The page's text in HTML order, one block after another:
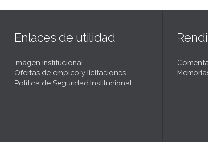
Enlaces de utilidad
Imagen institucional
Ofertas de empleo y licitaciones
Política de Seguridad Institucional